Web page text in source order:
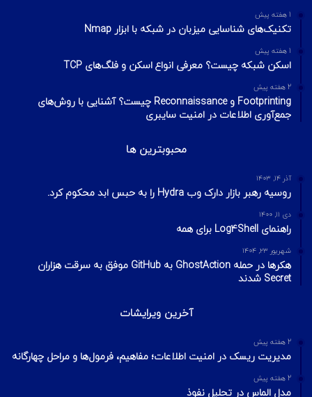
چطور تلگرام را هک کنیم؟ آموزش تصویری هک
تلگرام
شهریور ۲۴, ۱۳۹۹
آخرین تایپیک ها
اسکن شبکه چیست؟ معرفی انواع اسکن و فلگ‌های TCP
2 هفته پیش
جمع‌آوری اطلاعات در امنیت سایبری